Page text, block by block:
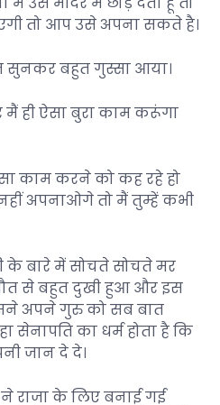
तो आप उसे अपना सकते है।
सुनकर बहुत गुस्सा आया।
मैं ही ऐसा बुरा काम करूंगा
काम करने को कह रहे हो
अपनाओगे तो मैं तुम्हें कभी
के बारे में सोचते सोचते मर
से बहुत दुखी हुआ और इस
अपने गुरु को सब बात
का धर्म होता है कि
जान दे दे।
राजा के लिए बनाई गई